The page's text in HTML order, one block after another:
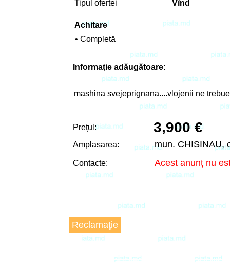
Tipul ofertei Vînd
Achitare
• Completă
Informaţie adăugătoare:
mashina svejeprignana....vlojenii ne
Preţul: 3,900 €
Amplasarea: mun. CHISINAU,
Contacte: Acest anunț nu
Reclamaţie